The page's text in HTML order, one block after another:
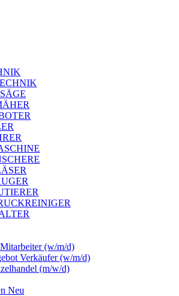
(w/m/d)
Verkäufer (w/m/d)
(m/w/d)
Neu